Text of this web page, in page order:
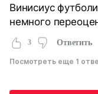
Винисиус
немного
3 Ответить
Посмотреть еще 1